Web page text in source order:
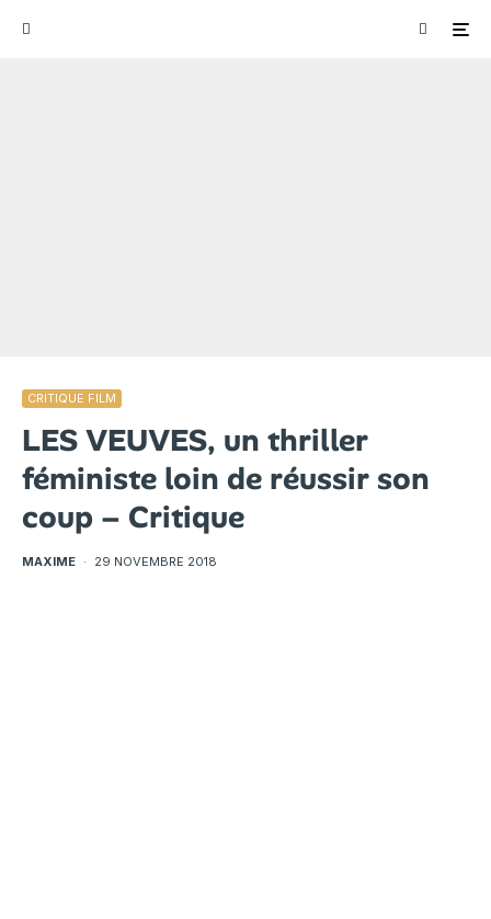
CRITIQUE FILM
LES VEUVES, un thriller
féministe loin de réussir son
coup – Critique
MAXIME · 29 NOVEMBRE 2018